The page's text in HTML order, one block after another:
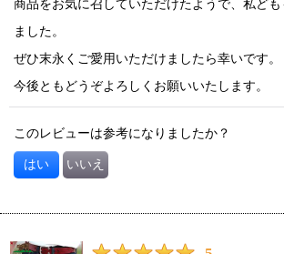
商品をお気に召していただけたようで、私ど
ました。
ぜひ末永くご愛用いただけましたら幸いです。
今後ともどうぞよろしくお願いいたします。
このレビューは参考になりましたか？
はい いいえ